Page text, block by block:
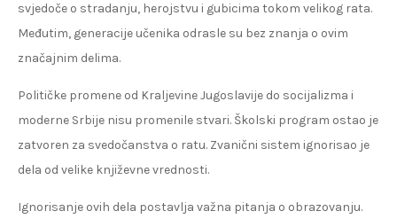
svjedoče o stradanju, herojstvu i gubicima tokom velikog rata.
Međutim, generacije učenika odrasle su bez znanja o ovim
značajnim delima.
Političke promene od Kraljevine Jugoslavije do socijalizma i
moderne Srbije nisu promenile stvari. Školski program ostao je
zatvoren za svedočanstva o ratu. Zvanični sistem ignorisao je
dela od velike književne vrednosti.
Ignorisanje ovih dela postavlja važna pitanja o obrazovanju.